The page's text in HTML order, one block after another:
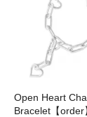
Open Heart
Bracelet【order